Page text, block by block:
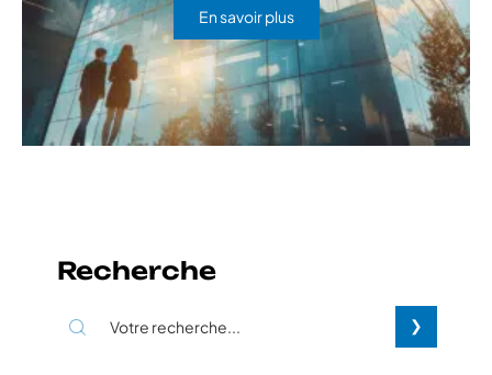
En savoir plus
Recherche